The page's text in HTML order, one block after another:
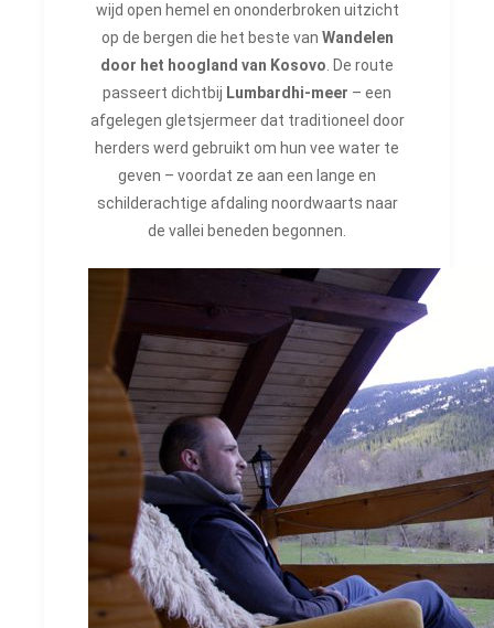
wijd open hemel en ononderbroken uitzicht
op de bergen die het beste van Wandelen
door het hoogland van Kosovo . De route
passeert dichtbij Lumbardhi-meer – een
afgelegen gletsjermeer dat traditioneel door
herders werd gebruikt om hun vee water te
geven – voordat ze aan een lange en
schilderachtige afdaling noordwaarts naar
de vallei beneden begonnen.